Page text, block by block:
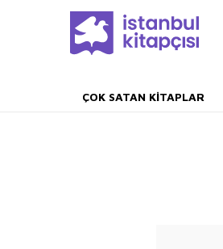
ÇOK SATAN KITAPLAR